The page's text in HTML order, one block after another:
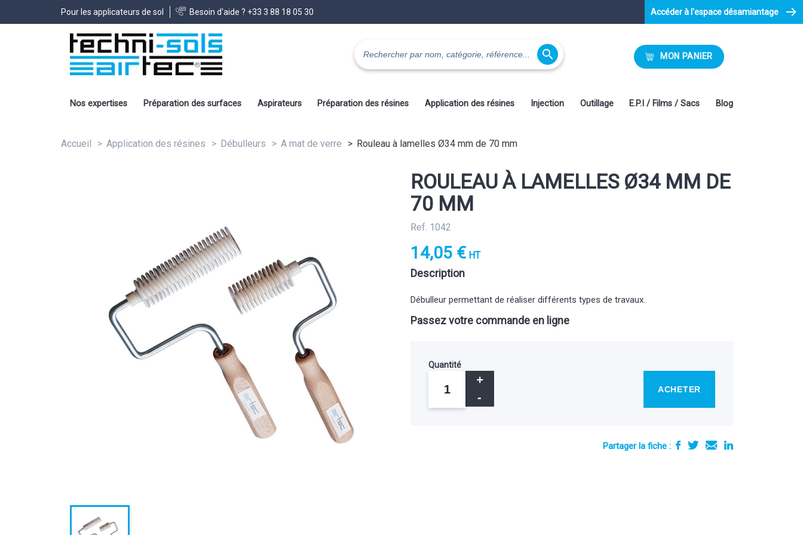
Pour les applicateurs de sol Besoin d'aide ? +33 3 88 18 05 30 Accéder à l'espace désamiantage
 MON PANIER
Nos expertises Préparation des surfaces Aspirateurs Préparation des résines Application des résines Injection Outillage E.P.I / Films / Sacs Blog
Accueil Application des résines Débulleurs A mat de verre Rouleau à lamelles Ø34 mm de 70 mm
ROULEAU À LAMELLES Ø34 MM DE
70 MM
Ref. 1042
14,05 € HT
Description
Débulleur permettant de réaliser différents types de travaux.
Passez votre commande en ligne
Quantité
ACHETER
Partager la fiche :